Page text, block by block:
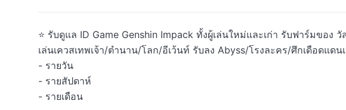
⭐ รับดูแล ID Game Genshin Impack ทั้งผู้เล่นใหม่และเก่า รับฟาร์มขอ
เล่นเควสเทพเจ้า/ตำนาน/โลก/อีเว้นท์ รับลง Abyss/โรงละคร/ศึกเดือดแดน
- รายวัน
- รายสัปดาห์
- รายเดือน